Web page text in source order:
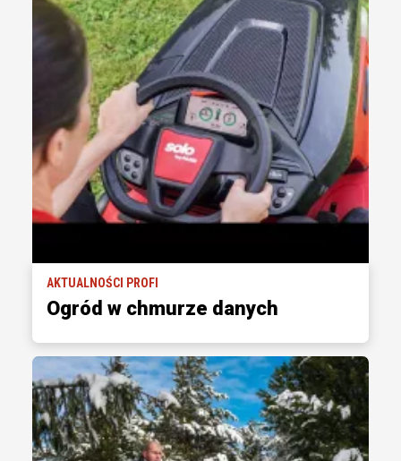
AKTUALNOŚCI PROFI
Ogród w chmurze danych